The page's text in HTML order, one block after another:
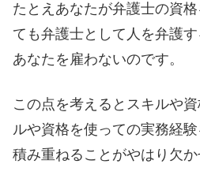
たとえあなたが弁護士の資
ても弁護士として人を弁護
あなたを雇わないのです。
この点を考えるとスキルや
ルや資格を使っての実務経
積み重ねることがやはり欠か